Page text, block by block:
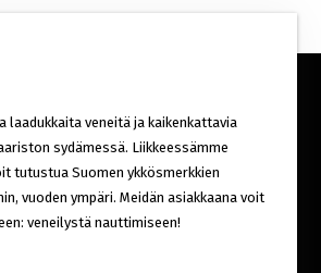
laadukkaita veneitä ja kaikenkattavia
sydämessä. Liikkeessämme
tutustua Suomen ykkösmerkkien
vuoden ympäri. Meidän asiakkaana voit
veneilystä nauttimiseen!